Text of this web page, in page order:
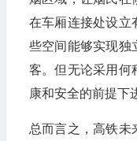
在车厢连接处设立
些空间能够实现独
客。但无论采用何
康和安全的前提下
总而言之，高铁未